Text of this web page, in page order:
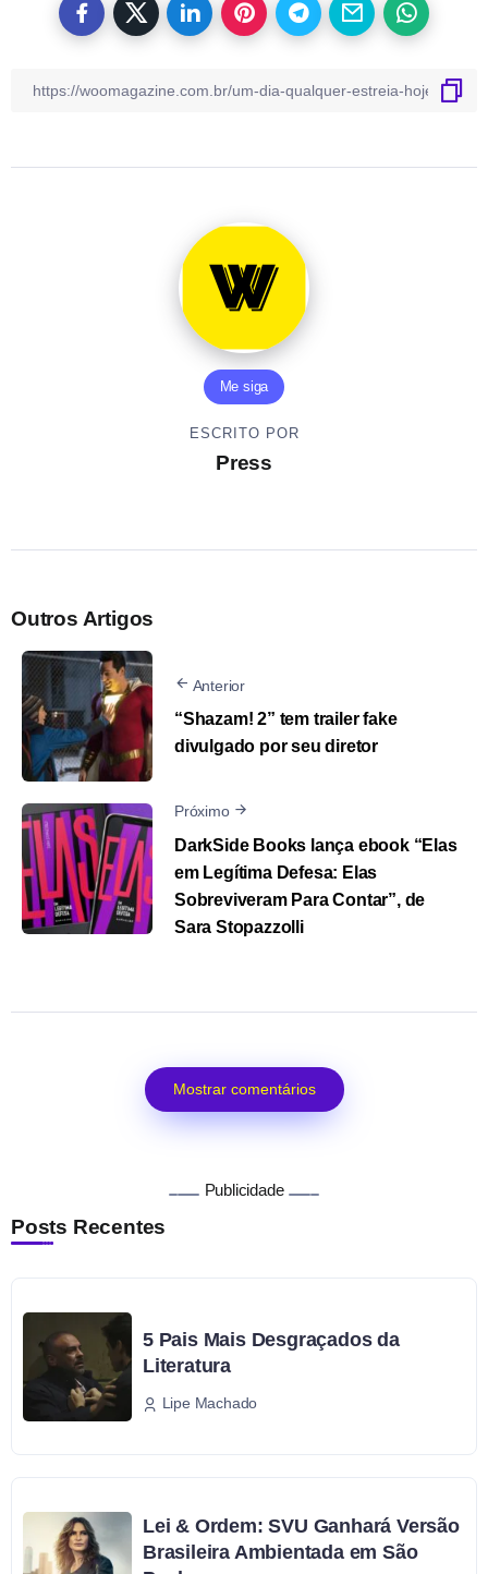
Me siga
ESCRITO POR
Press
Outros Artigos
Anterior
“Shazam! 2” tem trailer fake
divulgado por seu diretor
Próximo
DarkSide Books lança ebook “Elas
em Legítima Defesa: Elas
Sobreviveram Para Contar”, de
Sara Stopazzolli
Mostrar comentários
Publicidade
Posts Recentes
5 Pais Mais Desgraçados da
Literatura
Lipe Machado
Lei & Ordem: SVU Ganhará Versão
Brasileira Ambientada em São